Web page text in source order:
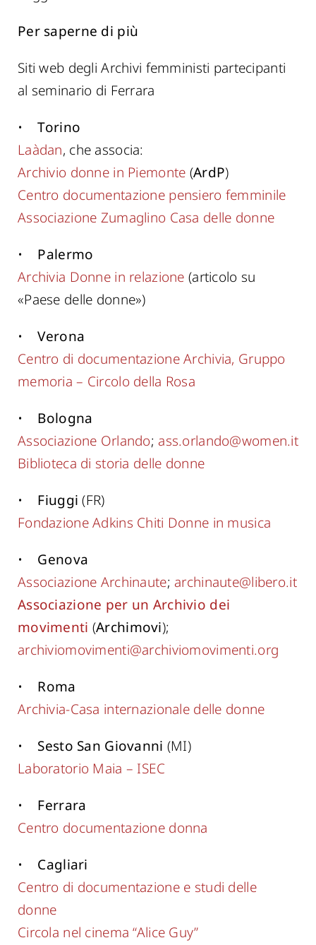
Per saperne di più
Siti web degli Archivi femministi partecipanti
al seminario di Ferrara
•Torino
Laàdan, che associa:
Archivio donne in Piemonte (ArdP)
Centro documentazione pensiero femminile
Associazione Zumaglino Casa delle donne
• Palermo
Archivia Donne in relazione (articolo su
«Paese delle donne»)
•Verona
Centro di documentazione Archivia, Gruppo
memoria – Circolo della Rosa
• Bologna
Associazione Orlando; ass.orlando@women.it
Biblioteca di storia delle donne
• Fiuggi (FR)
Fondazione Adkins Chiti Donne in musica
• Genova
Associazione Archinaute; archinaute@libero.it
Associazione per un Archivio dei
movimenti (Archimovi);
archiviomovimenti@archiviomovimenti.org
• Roma
Archivia-Casa internazionale delle donne
• Sesto San Giovanni (MI)
Laboratorio Maia – ISEC
• Ferrara
Centro documentazione donna
• Cagliari
Centro di documentazione e studi delle
donne
Circola nel cinema “Alice Guy”